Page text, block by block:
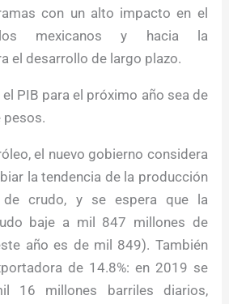
con un alto impacto en el
mexicanos y hacia la
el desarrollo de largo plazo.
PIB para el próximo año sea de
pesos.
el nuevo gobierno considera
la tendencia de la producción
crudo, y se espera que la
baje a mil 847 millones de
año es de mil 849). También
de 14.8%: en 2019 se
16 millones barriles diarios,